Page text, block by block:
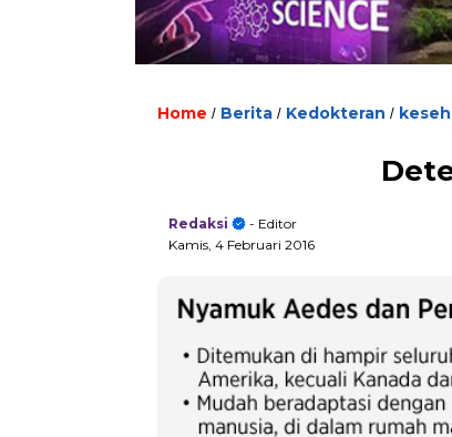
Home / Berita / Kedokteran /
Redaksi
- Editor
Kamis, 4 Februari 2016